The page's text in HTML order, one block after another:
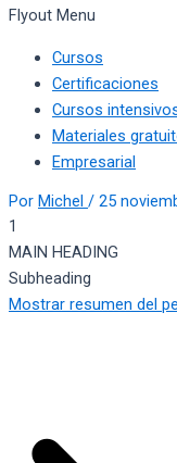
Flyout Menu
Cursos
Certificaciones
Cursos
Materiales
Empresarial
Por Michel / 25
1
MAIN HEADING
Subheading
Mostrar resumen del